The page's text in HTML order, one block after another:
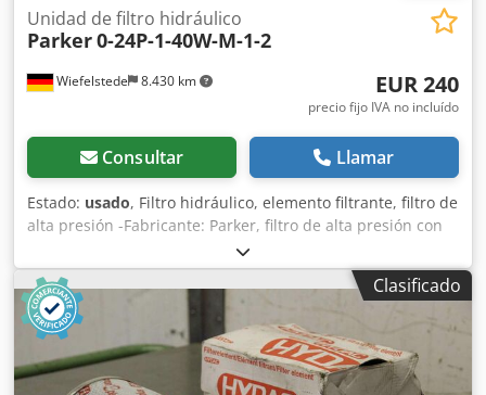
Wiefelstede 8.430 km
Unidad de filtro hidráulico
Parker0-24P-1-40W-M-1-2
EUR 240
precio fijo IVA no incluído
Consultar Llamar
Estado: usado, Filtro hidráulico, elemento filtrante, filtro de
alta presión -Fabricante: Parker, filtro de alta presión con
indicador de contaminación Dodpfxsgnzyyj Anksck -Tipo: 0-
24P-1-40W-M-1-2, unidad filtrante con 2 filtros -
Precio/Venta: solo como conjunto completo -Dimensiones:
500/250/A160 mm -Peso: 20,8 kg
Clasificado